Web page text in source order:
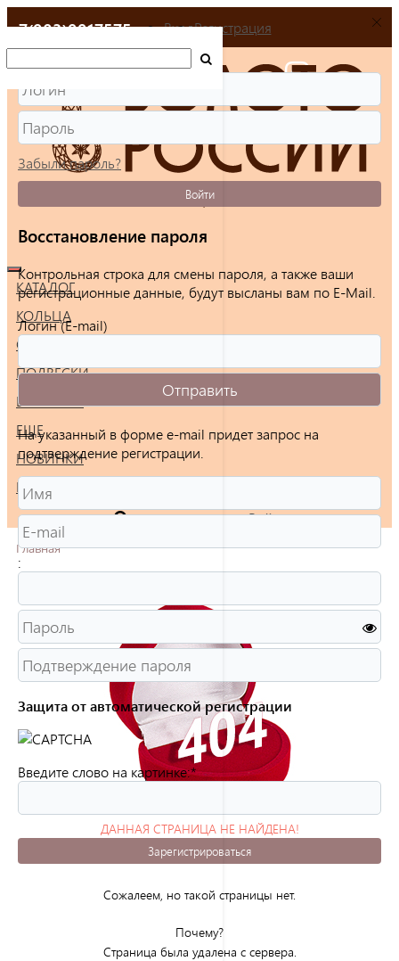
+7(903)9917575
КАТАЛОГ
КОЛЬЦА
СЕРЬГИ
ПОДВЕСКИ
БРАСЛЕТЫ
ЕЩЕ
НОВИНКИ
РАСПРОДАЖА
Войти
Главная
ДАННАЯ СТРАНИЦА НЕ НАЙДЕНА!
(ОШИБКА 404)
Сожалеем, но такой страницы нет.
Почему?
Страница была удалена с сервера.
ВходРегистрация
Забыли пароль?
Войти
Восстановление пароля
Контрольная строка для смены пароля, а также ваши
регистрационные данные, будут высланы вам по E-Mail.
Логин (E-mail)
На указанный в форме e-mail придет запрос на
подтверждение регистрации.
:
Защита от автоматической регистрации
Введите слово на картинке:*
Зарегистрироваться